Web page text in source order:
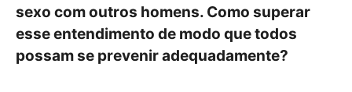
sexo com outros homens. Como superar
esse entendimento de modo que todos
possam se prevenir adequadamente?